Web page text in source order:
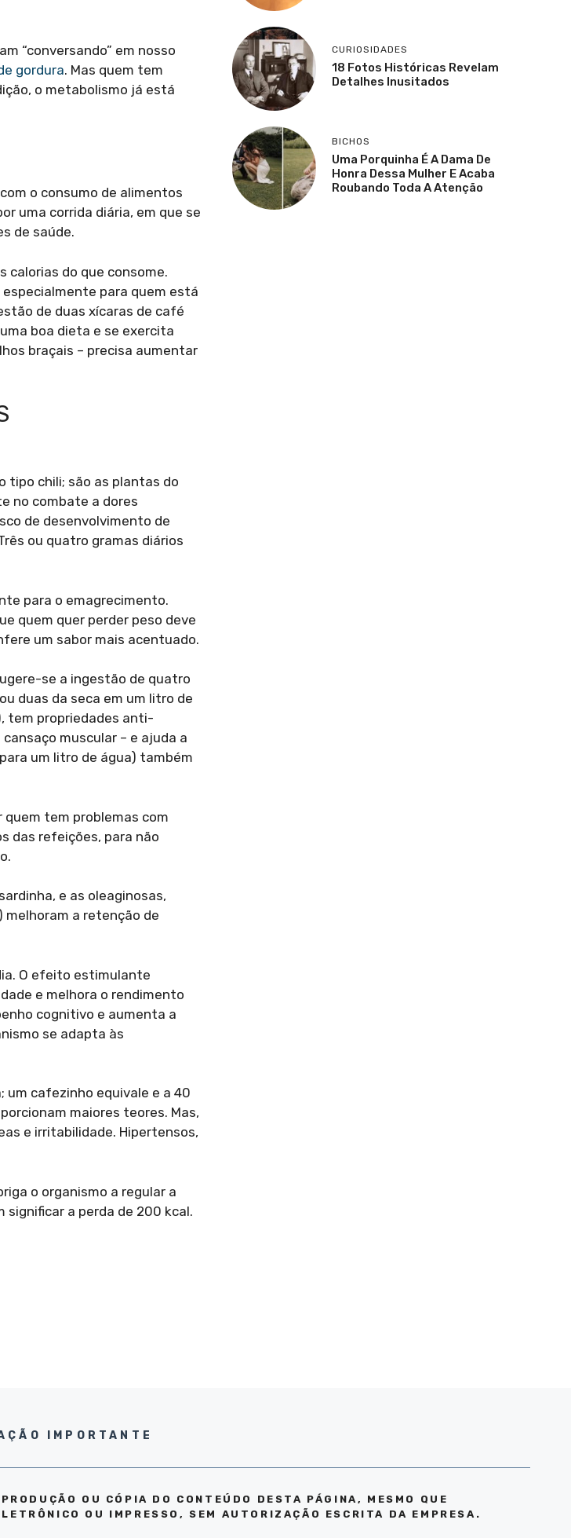
“conversando” em nosso
gordura. Mas quem tem
o metabolismo já está
o consumo de alimentos
uma corrida diária, em que se
de saúde.
calorias do que consome.
para quem está
de duas xícaras de café
boa dieta e se exercita
braçais – precisa aumentar
tipo chili; são as plantas do
no combate a dores
de desenvolvimento de
ou quatro gramas diários
para o emagrecimento.
quem quer perder peso deve
um sabor mais acentuado.
se a ingestão de quatro
duas da seca em um litro de
tem propriedades anti-
muscular – e ajuda a
um litro de água) também
quem tem problemas com
das refeições, para não
e as oleaginosas,
melhoram a retenção de
O efeito estimulante
e melhora o rendimento
cognitivo e aumenta a
se adapta às
um cafezinho equivale e a 40
maiores teores. Mas,
e irritabilidade. Hipertensos,
o organismo a regular a
significar a perda de 200 kcal.
CURIOSIDADES
18 Fotos Históricas Revelam
Detalhes Inusitados
BICHOS
Uma Porquinha É A Dama De
Honra Dessa Mulher E Acaba
Roubando Toda A Atenção
IMPORTANTE
OU CÓPIA DO CONTEÚDO DESTA PÁGINA, MESMO QUE
OU IMPRESSO, SEM AUTORIZAÇÃO ESCRITA DA EMPRESA.